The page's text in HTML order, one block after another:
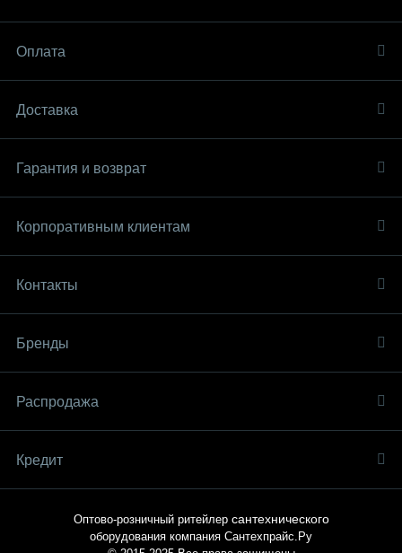
Оплата
Доставка
Гарантия и возврат
Корпоративным клиентам
Контакты
Бренды
Распродaжа
Кредит
Оптово-розничный ритейлер сантехнического
оборудования компания Сантехпрайс.Ру